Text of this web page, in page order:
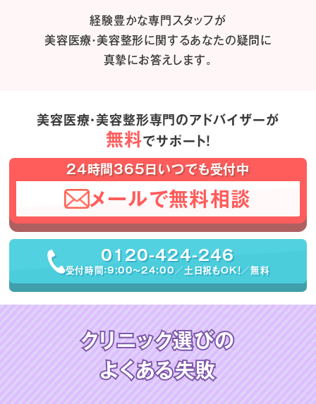
経験豊かな専門スタッフが
美容医療・美容整形に関するあなたの疑問に
真摯にお答えします。
美容医療・美容整形専門のアドバイザーが
無料でサポート！
24時間365日いつでも受付中
メールで無料相談
0120-424-246
受付時間：9:00〜24:00／土日祝もOK！／無料
クリニック選びの
よくある失敗